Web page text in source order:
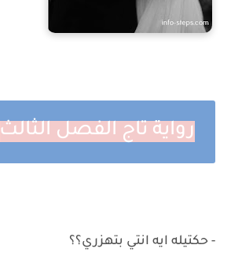
رواية تاج الفصل الثالث
- حكتيله ايه انتي بتهزري؟؟